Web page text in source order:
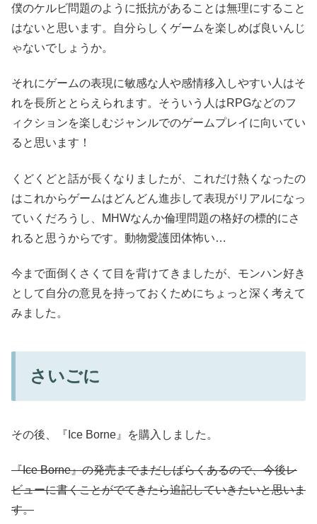
僕のケルビ問題のように抵抗があることは無理にすること
はないと思います。自分らしくゲームを楽しめば良いんじ
ゃないでしょうか。
それにゲームの表現に敏感な人や感情移入しやすい人はそ
れを長所ととらえられます。そういう人はRPGなどのフ
ィクションを楽しむジャンルでのゲームプレイに向いてい
ると思います！
くどくどと話が長くなりましたが、これだけ熱くなったの
はこれからゲームはどんどん進歩して表現がリアルになっ
ていくだろうし、MHWなんか倫理問題の格好の標的にさ
れると思うからです。動物愛護団体怖い…
今まで面倒くさくて目を背けてきましたが、モンハン好き
として自分の意見を持っておくためにちょっと深く考えて
みました。
さいごに
その後、『Ice Borne』を購入しました。
『Ice Borne』の発売までまだしばらくあるので、今後レ
ビューに書くことがでてきたら追記していきたいと思いま
す。